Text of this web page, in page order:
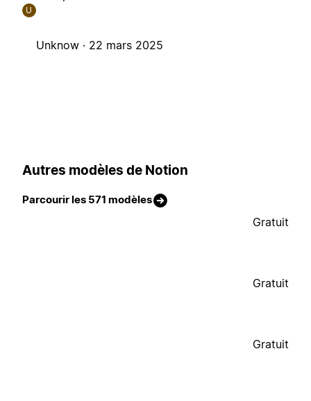
U
Unknow · 22 mars 2025
Autres modèles de Notion
Parcourir les 571 modèles
Gratuit
Gratuit
Gratuit